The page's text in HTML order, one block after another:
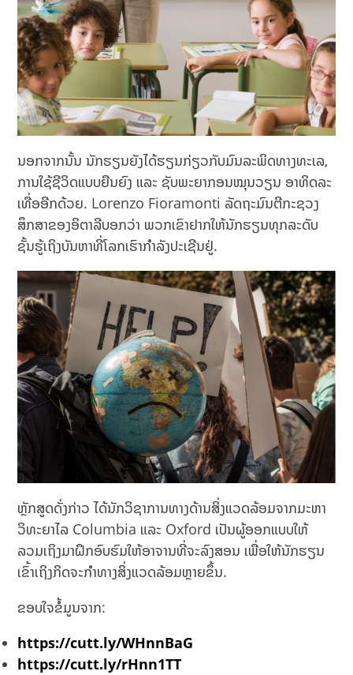
ນອກຈາກນັ້ນ ນັກຮຽນຍັງໄດ້ຮຽນກ່ຽວກັບມົນລະພິດທາງທະເລ,
ການໃຊ້ຊີວິດແບບຍືນຍົງ ແລະ ຊັບພະຍາກອນໝຸນວຽນ ອາທິດລະ
ເທື່ອອີກດ້ວຍ. Lorenzo Fioramonti ລັດຖະມົນຕີກະຊວງ
ສຶກສາຂອງອິຕາລີບອກວ່າ ພວກເຂົາຢາກໃຫ້ນັກຮຽນທຸກລະດັບ
ຊັ້ນຮູ້ເຖິງບັນຫາທີ່ໂລກເຮົາກຳລັງປະເຊີນຢູ່.
ຫຼັກສູດດັ່ງກ່າວ ໄດ້ນັກວິຊາການທາງດ້ານສິ່ງແວດລ້ອມຈາກມະຫາ
ວິທະຍາໄລ Columbia ແລະ Oxford ເປັນຜູ້ອອກແບບໃຫ້
ລວມເຖິງມາຝຶກອົບຮົມໃຫ້ອາຈານທີ່ຈະລົງສອນ ເພື່ອໃຫ້ນັກຮຽນ
ເຂົ້າເຖິງກິດຈະກຳທາງສິ່ງແວດລ້ອມຫຼາຍຂຶ້ນ.
ຂອບໃຈຂໍ້ມູນຈາກ:
https://cutt.ly/WHnnBaG
https://cutt.ly/rHnn1TT